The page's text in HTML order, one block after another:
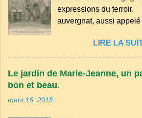
expressions du terroir.
auvergnat, aussi
principalement en
certaines parties du
et est classé parmi les
LIRE LA
Le jardin de Marie-Jeanne, un
bon et beau.
mars 16, 2015